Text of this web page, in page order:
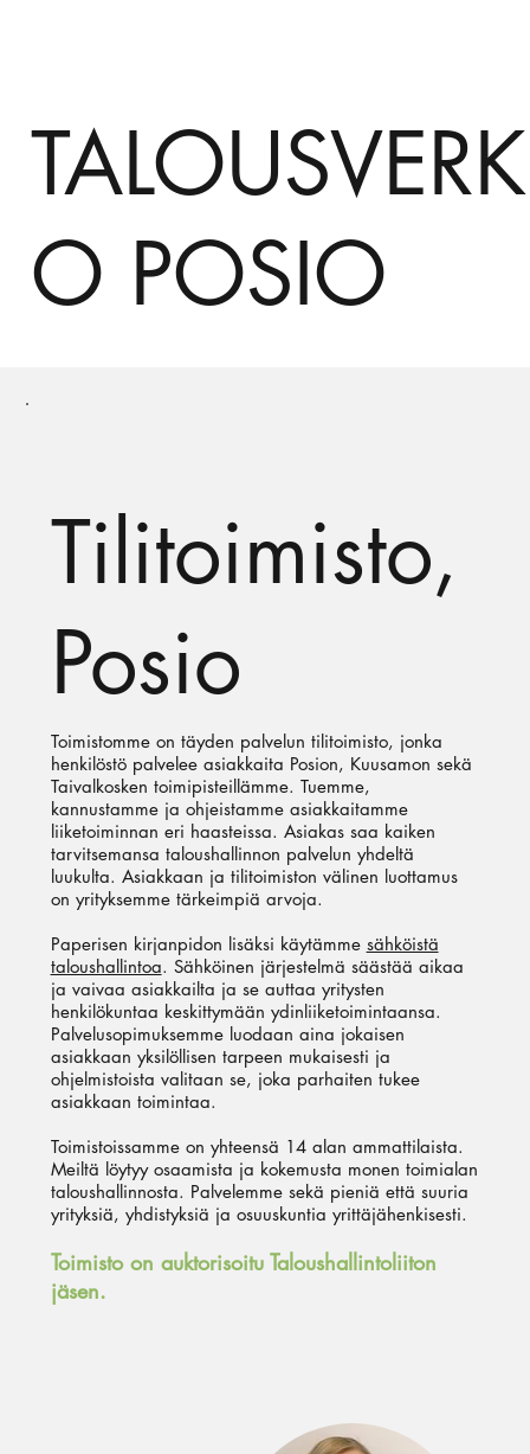
O POSIO
Tilitoimisto,
Posio
Toimistomme on täyden palvelun tilitoimisto, jonka
henkilöstö palvelee asiakkaita Posion, Kuusamon sekä
Taivalkosken toimipisteillämme. Tuemme,
kannustamme ja ohjeistamme asiakkaitamme
liiketoiminnan eri haasteissa. Asiakas saa kaiken
tarvitsemansa taloushallinnon palvelun yhdeltä
luukulta. Asiakkaan ja tilitoimiston välinen luottamus
on yrityksemme tärkeimpiä arvoja.
Paperisen kirjanpidon lisäksi käytämme sähköistä
taloushallintoa. Sähköinen järjestelmä säästää aikaa
ja vaivaa asiakkailta ja se auttaa yritysten
henkilökuntaa keskittymään ydinliiketoimintaansa.
Palvelusopimuksemme luodaan aina jokaisen
asiakkaan yksilöllisen tarpeen mukaisesti ja
ohjelmistoista valitaan se, joka parhaiten tukee
asiakkaan toimintaa.
Toimistoissamme on yhteensä 14 alan ammattilaista.
Meiltä löytyy osaamista ja kokemusta monen toimialan
taloushallinnosta. Palvelemme sekä pieniä että suuria
yrityksiä, yhdistyksiä ja osuuskuntia yrittäjähenkisesti.
Toimisto on auktorisoitu Taloushallintoliiton
jäsen.